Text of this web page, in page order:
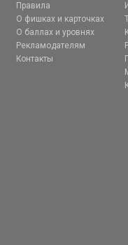
Правила
О фишках и карточках
О баллах и уровнях
Рекламодателям
Контакты